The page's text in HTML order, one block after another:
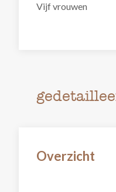
Vijf vrouwen
Overzicht